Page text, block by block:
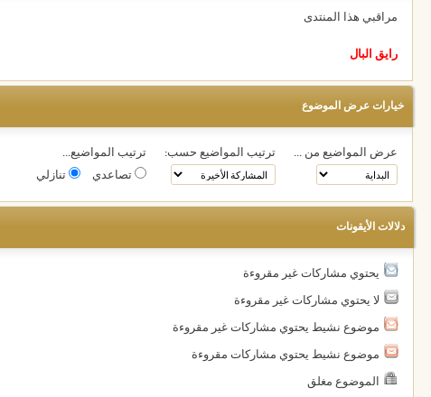
مراقبي هذا المنتدى
رايق البال
خيارات عرض الموضوع
عرض المواضيع من ... ترتيب المواضيع حسب:
ترتيب المواضيع...
تصاعدي
تنازلي
دلالات الأيقونات
يحتوي مشاركات غير مقروءة
لا يحتوي مشاركات غير مقروءة
موضوع نشيط يحتوي مشاركات غير مقروءة
موضوع نشيط يحتوي مشاركات مقروءة
الموضوع مغلق